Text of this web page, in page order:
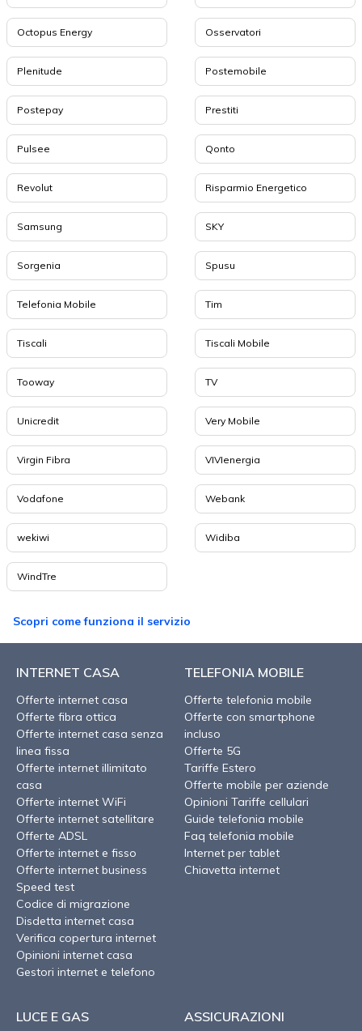
Octopus Energy Osservatori
Plenitude Postemobile
Postepay Prestiti
Pulsee Qonto
Revolut Risparmio Energetico
Samsung SKY
Sorgenia Spusu
Telefonia Mobile Tim
Tiscali Tiscali Mobile
Tooway TV
Unicredit Very Mobile
Virgin Fibra VIVIenergia
Vodafone Webank
wekiwi Widiba
WindTre
Scopri come funziona il servizio
INTERNET CASA
Offerte internet casa
Offerte fibra ottica
Offerte internet casa senza
linea fissa
Offerte internet illimitato
casa
Offerte internet WiFi
Offerte internet satellitare
Offerte ADSL
Offerte internet e fisso
Offerte internet business
Speed test
Codice di migrazione
Disdetta internet casa
Verifica copertura internet
Opinioni internet casa
Gestori internet e telefono
TELEFONIA MOBILE
Offerte telefonia mobile
Offerte con smartphone
incluso
Offerte 5G
Tariffe Estero
Offerte mobile per aziende
Opinioni Tariffe cellulari
Guide telefonia mobile
Faq telefonia mobile
Internet per tablet
Chiavetta internet
LUCE E GAS ASSICURAZIONI